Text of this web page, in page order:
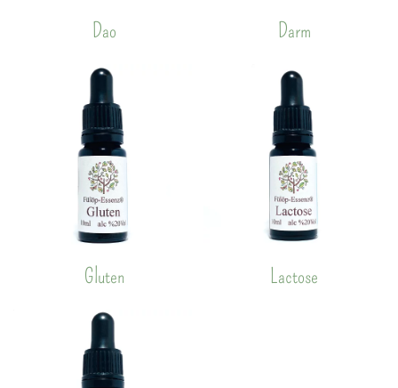
Dao Darm
Gluten Lactose